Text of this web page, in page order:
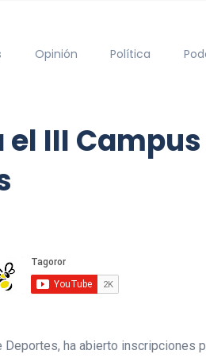
Opinión Política
III
ha abierto inscripciones